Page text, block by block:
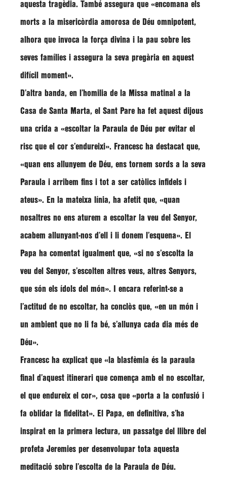
aquesta tragèdia. També assegura que «encomana els
morts a la misericòrdia amorosa de Déu omnipotent,
alhora que invoca la força divina i la pau sobre les
seves famílies i assegura la seva pregària en aquest
difícil moment».
D’altra banda, en l’homilia de la Missa matinal a la
Casa de Santa Marta, el Sant Pare ha fet aquest dijous
una crida a «escoltar la Paraula de Déu per evitar el
risc que el cor s’endureixi». Francesc ha destacat que,
«quan ens allunyem de Déu, ens tornem sords a la seva
Paraula i arribem fins i tot a ser catòlics infidels i
ateus». En la mateixa línia, ha afetit que, «quan
nosaltres no ens aturem a escoltar la veu del Senyor,
acabem allunyant-nos d’ell i li donem l’esquena». El
Papa ha comentat igualment que, «si no s’escolta la
veu del Senyor, s’escolten altres veus, altres Senyors,
que són els ídols del món». I encara referint-se a
l’actitud de no escoltar, ha conclòs que, «en un món i
un ambient que no li fa bé, s’allunya cada dia més de
Déu».
Francesc ha explicat que «la blasfèmia és la paraula
final d’aquest itinerari que comença amb el no escoltar,
el que endureix el cor», cosa que «porta a la confusió i
fa oblidar la fidelitat». El Papa, en definitiva, s’ha
inspirat en la primera lectura, un passatge del llibre del
profeta Jeremies per desenvolupar tota aquesta
meditació sobre l’escolta de la Paraula de Déu.